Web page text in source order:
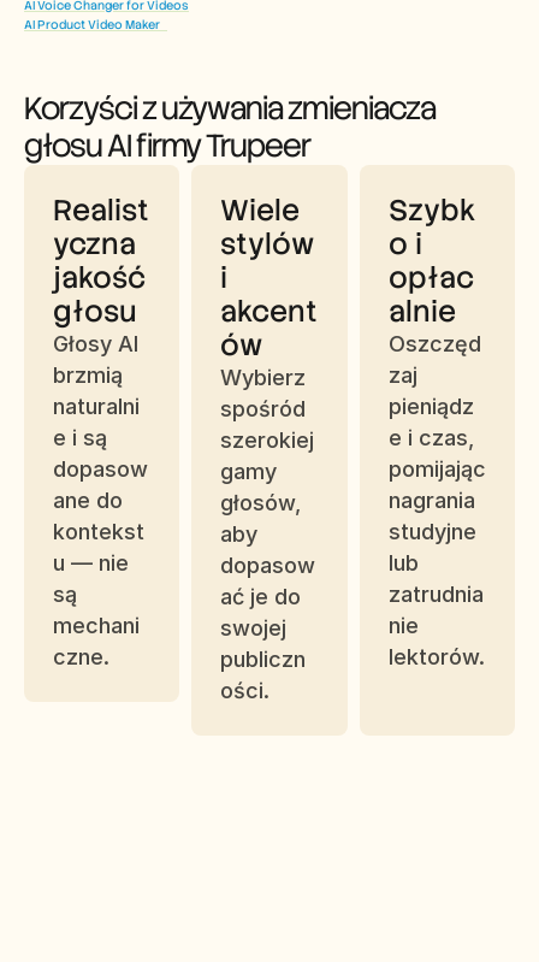
AI Voice Changer for Videos
AI Product Video Maker
Korzyści z używania zmieniacza
głosu AI firmy Trupeer
Realist
yczna
jakość
głosu
Głosy AI
brzmią
naturalni
e i są
dopasow
ane do
kontekst
u — nie
są
mechani
czne.
Wiele
stylów
i
akcent
ów
Wybierz
spośród
szerokiej
gamy
głosów,
aby
dopasow
ać je do
swojej
publiczn
ości.
Szybk
o i
opłac
alnie
Oszczęd
zaj
pieniądz
e i czas,
pomijając
nagrania
studyjne
lub
zatrudnia
nie
lektorów.